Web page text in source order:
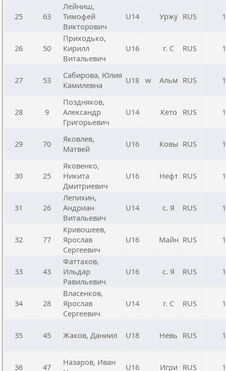
25 63
Лейниш,
Тимофей
Викторович
U14 Уржу RUS
26 50
Приходько,
Кирилл
Витальевич
U16 г. С RUS
27 53
Сабирова, Юлия
Камилевна
U18 w Альм RUS
28 9
Поздняков,
Александр
Григорьевич
U14 Кето RUS
29 70
Яковлев,
Матвей
U16 Ковы RUS
30 25
Яковенко,
Никита
Дмитриевич
U16 Нефт RUS
31 26
Лепихин,
Андриан
Витальевич
U14 с. Я RUS
32 77
Кривошеев,
Ярослав
Сергеевич
U16 Майн RUS
33 43
Фаттахов,
Ильдар
Равильевич
U16 с. Я RUS
34 28
Власенков,
Ярослав
Сергеевич
U14 г. С RUS
35 45 Жаков, Даниил U18 Невь RUS
36 47
Назаров, Иван
U16 Игри RUS